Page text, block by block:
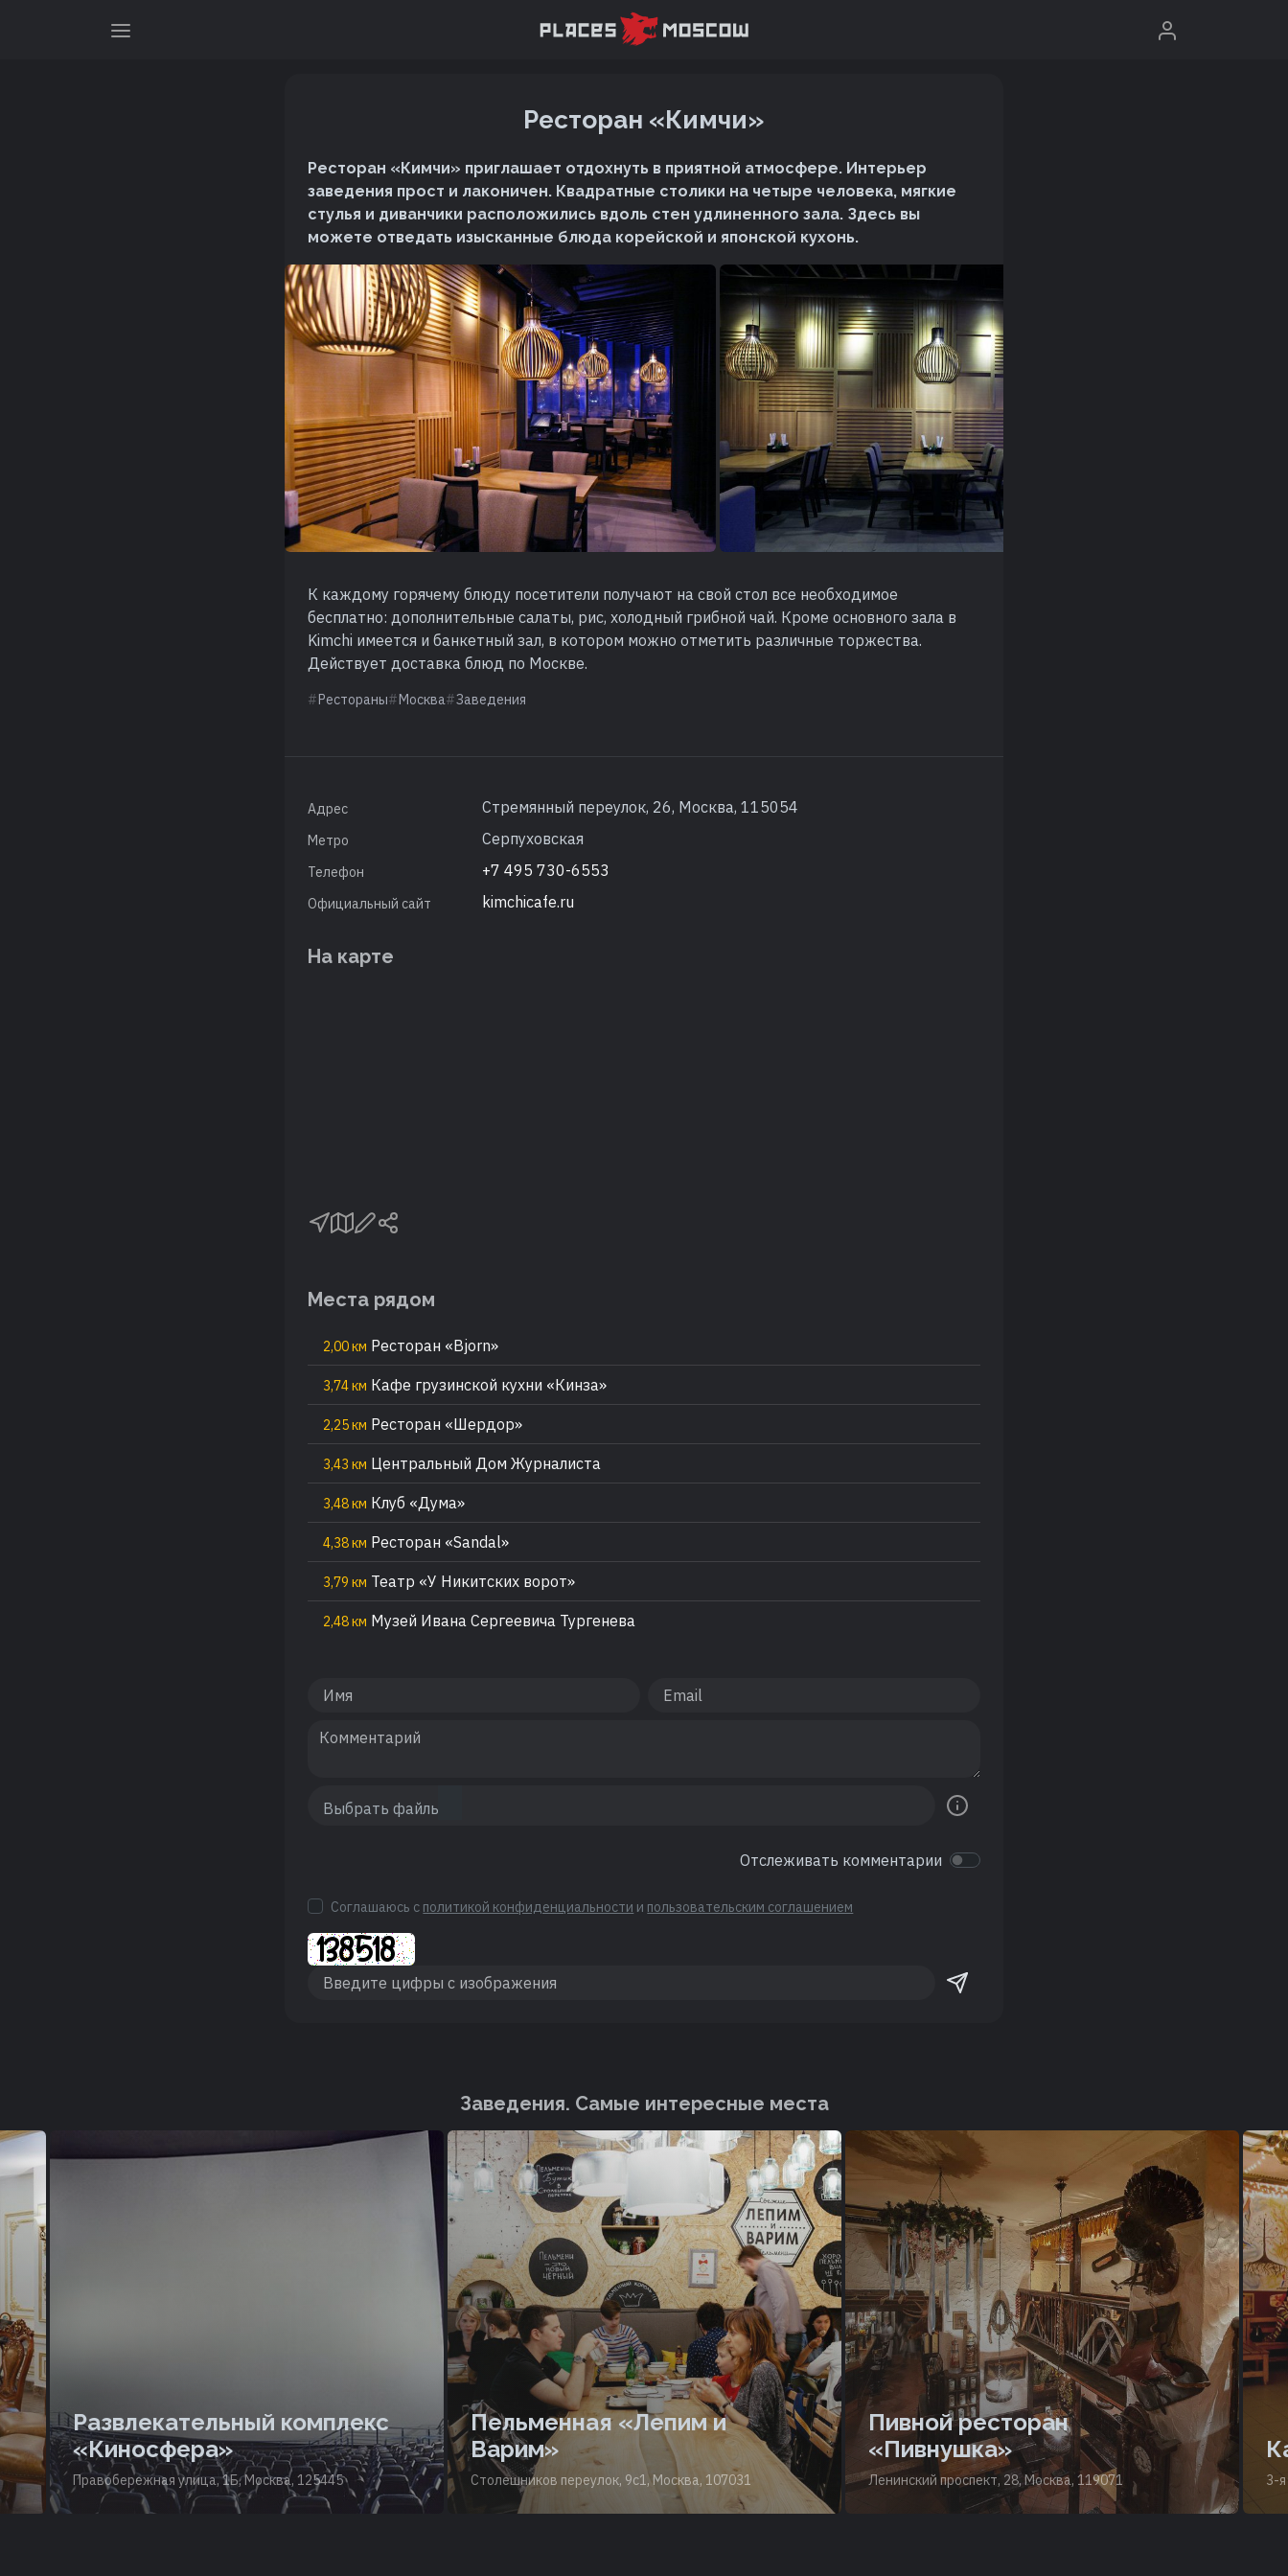
Ресторан «Кимчи»
Ресторан «Кимчи» приглашает отдохнуть в приятной атмосфере. Интерьер
заведения прост и лаконичен. Квадратные столики на четыре человека, мягкие
стулья и диванчики расположились вдоль стен удлиненного зала. Здесь вы
можете отведать изысканные блюда корейской и японской кухонь.
К каждому горячему блюду посетители получают на свой стол все необходимое
бесплатно: дополнительные салаты, рис, холодный грибной чай. Кроме основного зала в
Kimchi имеется и банкетный зал, в котором можно отметить различные торжества.
Действует доставка блюд по Москве.
Рестораны Москва Заведения
Адрес Стремянный переулок, 26, Москва, 115054
Метро Серпуховская
Телефон +7 495 730-6553
Официальный сайт kimchicafe.ru
На карте
Места рядом
2,00 км Ресторан «Bjorn»
3,74 км Кафе грузинской кухни «Кинза»
2,25 км Ресторан «Шердор»
3,43 км Центральный Дом Журналиста
3,48 км Клуб «Дума»
4,38 км Ресторан «Sandal»
3,79 км Театр «У Никитских ворот»
2,48 км Музей Ивана Сергеевича Тургенева
Отслеживать комментарии
Соглашаюсь с политикой конфиденциальности и пользовательским соглашением
Заведения. Cамые интересные места
Развлекательный комплекс
«Киносфера»
Правобережная улица, 1Б, Москва, 125445
Пельменная «Лепим и
Варим»
Столешников переулок, 9с1, Москва, 107031
Пивной ресторан
«Пивнушка»
Ленинский проспект, 28, Москва, 119071 3-